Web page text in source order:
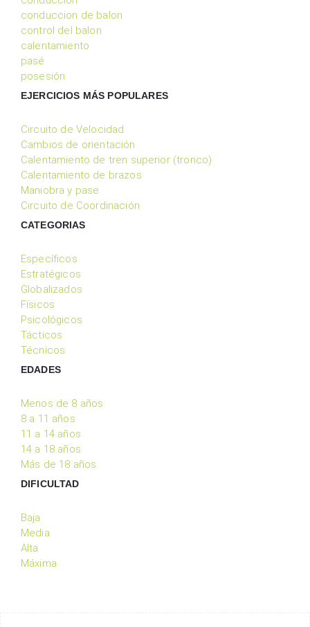
conduccion de balon
control del balon
calentamiento
pasé
posesión
EJERCICIOS MÁS POPULARES
Circuito de Velocidad
Cambios de orientación
Calentamiento de tren superior (tronco)
Calentamiento de brazos
Maniobra y pase
Circuito de Coordinación
CATEGORIAS
Específicos
Estratégicos
Globalizados
Físicos
Psicológicos
Tácticos
Técnicos
EDADES
Menos de 8 años
8 a 11 años
11 a 14 años
14 a 18 años
Más de 18 años
DIFICULTAD
Baja
Media
Alta
Máxima